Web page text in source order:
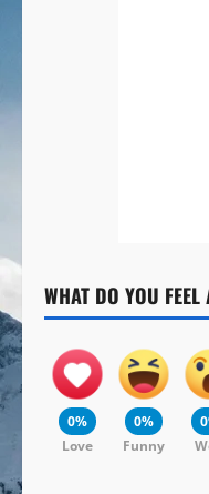
WHAT DO YOU
0%
Love
0%
Funny